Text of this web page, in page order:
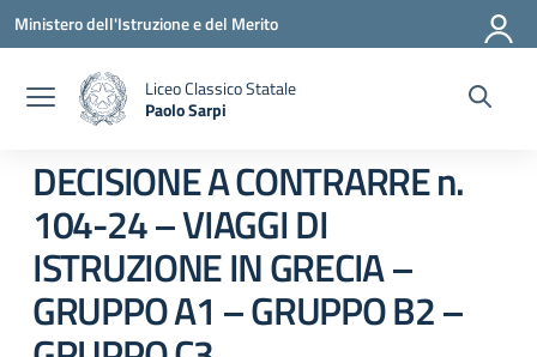
Vai ai contenuti
Vai al menu di navigazione
Vai al footer
Ministero dell'Istruzione e del Merito
Liceo Classico Statale
Paolo Sarpi
DECISIONE A CONTRARRE n.
104-24 – VIAGGI DI
ISTRUZIONE IN GRECIA –
GRUPPO A1 – GRUPPO B2 –